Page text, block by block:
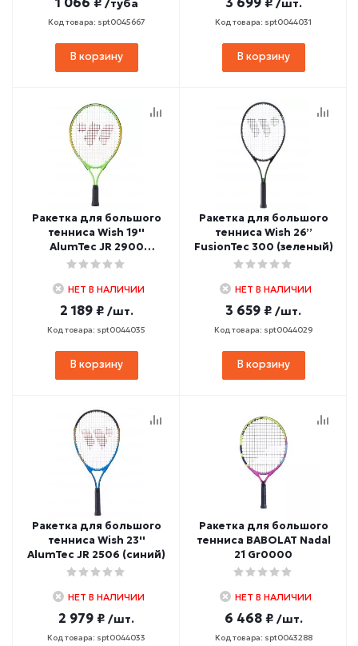
/туба
Код товара: spt0045667
В корзину
/шт.
Код товара: spt0044031
В корзину
Ракетка для большого
тенниса Wish 19''
AlumTec JR 2900
(зеленый)
НЕТ В НАЛИЧИИ
2 189 ₽ /шт.
Код товара: spt0044035
В корзину
Ракетка для большого
тенниса Wish 26’’
FusionTec 300 (зеленый)
НЕТ В НАЛИЧИИ
3 659 ₽ /шт.
Код товара: spt0044029
В корзину
Ракетка для большого
тенниса Wish 23''
AlumTec JR 2506 (синий)
НЕТ В НАЛИЧИИ
2 979 ₽ /шт.
Код товара: spt0044033
Ракетка для большого
тенниса BABOLAT Nadal
21 Gr0000
НЕТ В НАЛИЧИИ
6 468 ₽ /шт.
Код товара: spt0043288